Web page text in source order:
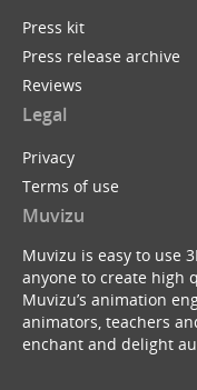
Press kit
Press release archive
Reviews
Legal
Privacy
Terms of use
Muvizu
Muvizu is easy to use
anyone to create high
Muvizu’s animation
animators, teachers
enchant and delight